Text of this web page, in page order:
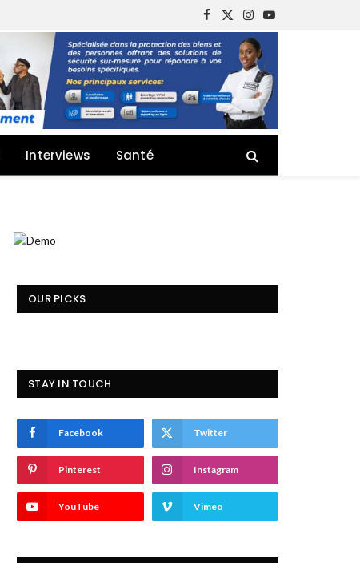
Facebook
X
(Twitter)
Instagram
YouTube
Interviews Santé
OUR PICKS
STAY IN TOUCH
Facebook Twitter
Pinterest Instagram
YouTube Vimeo